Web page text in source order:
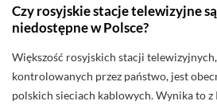
Czy rosyjskie stacje telewizyjne
niedostępne w Polsce?
Większość rosyjskich stacji telewizyjnych,
kontrolowanych przez państwo, jest
polskich sieciach kablowych. Wynika to z